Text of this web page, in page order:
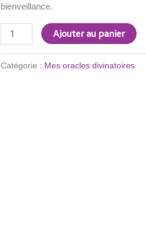
bienveillance.
Ajouter au panier
Catégorie : Mes oracles divinatoires